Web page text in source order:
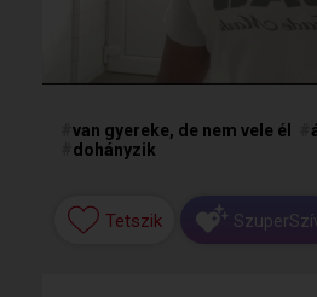
van gyereke, de nem vele él
dohányzik
Tetszik